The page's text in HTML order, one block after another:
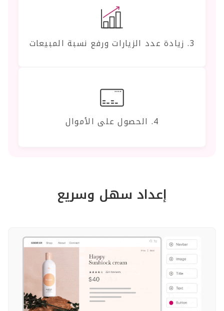
3. زيادة عدد الزيارات ورفع نسبة المبيعات
4. الحصول على الأموال
إعداد سهل وسريع